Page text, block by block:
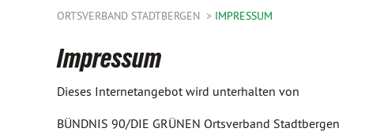
ORTSVERBAND STADTBERGEN IMPRESSUM
Impressum
Dieses Internetangebot wird unterhalten von
BÜNDNIS 90/DIE GRÜNEN Ortsverband Stadtbergen